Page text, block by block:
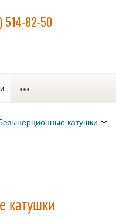
514-82-50
катушки
катушки